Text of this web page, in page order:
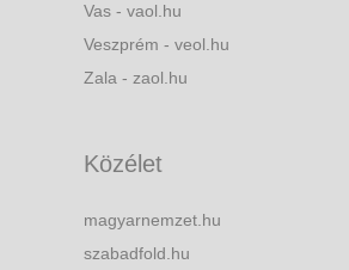
Vas - vaol.hu
Veszprém - veol.hu
Zala - zaol.hu
Közélet
magyarnemzet.hu
szabadfold.hu